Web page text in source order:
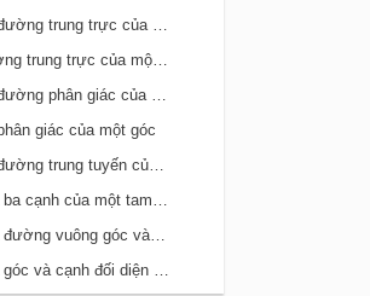
Bài 8: Tính chất ba đường trung trực của tam giác
Bài 7: Tính chất đường trung trực của một đoạn thẳng
Bài 6: Tính chất ba đường phân giác của tam giác
giác của một góc
Bài 4: Tính chất ba đường trung tuyến của tam giác
Bài 3: Quan hệ giữa ba cạnh của một tam giác. Bất đẳng thức tam giác
Bài 2: Quan hệ giữa đường vuông góc và đường xiên, đường xiên và hình chiếu
Bài 1: Quan hệ giữa góc và cạnh đối diện trong một tam giác